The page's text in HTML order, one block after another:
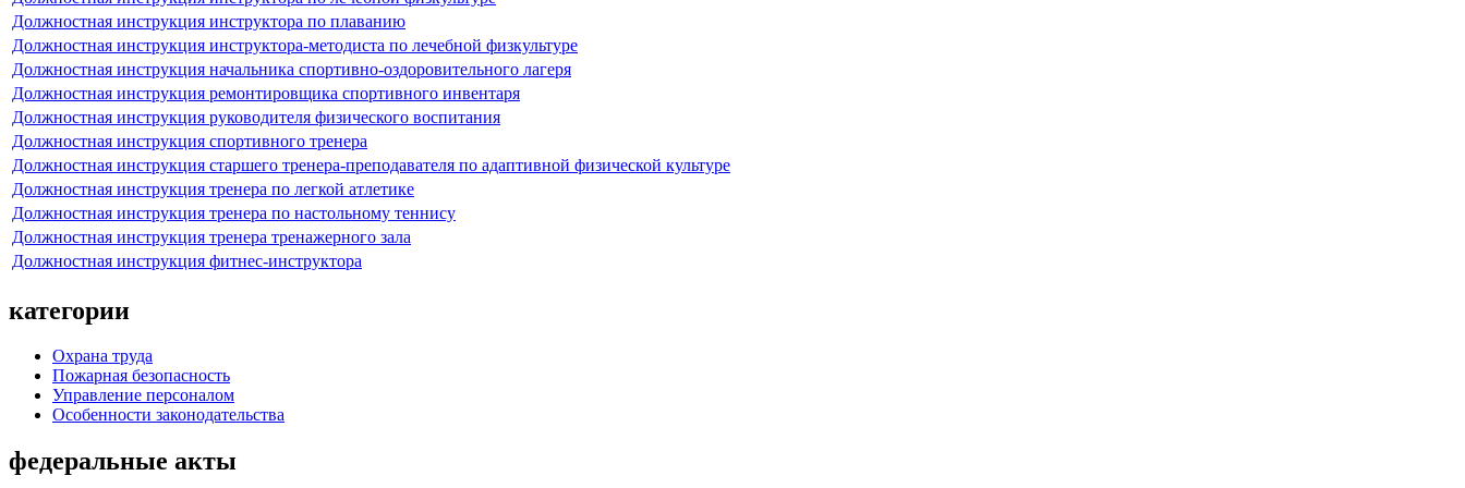
Должностная инструкция инструктора по плаванию
Должностная инструкция инструктора-методиста по лечебной физкультуре
Должностная инструкция начальника спортивно-оздоровительного лагеря
Должностная инструкция ремонтировщика спортивного инвентаря
Должностная инструкция руководителя физического воспитания
Должностная инструкция спортивного тренера
Должностная инструкция старшего тренера-преподавателя по адаптивной физической культуре
Должностная инструкция тренера по легкой атлетике
Должностная инструкция тренера по настольному теннису
Должностная инструкция тренера тренажерного зала
Должностная инструкция фитнес-инструктора
категории
Охрана труда
Пожарная безопасность
Управление персоналом
Особенности законодательства
федеральные акты